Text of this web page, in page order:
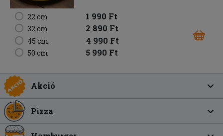
22 cm 1 990 Ft
32 cm 2 890 Ft
45 cm 4 990 Ft
50 cm 5 990 Ft
Akció
Pizza